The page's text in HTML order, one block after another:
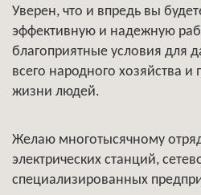
Уверен, что и впредь вы
эффективную и надежную
благоприятные условия для
всего народного хозяйства
жизни людей.
Желаю многотысячному
электрических станций,
специализированных